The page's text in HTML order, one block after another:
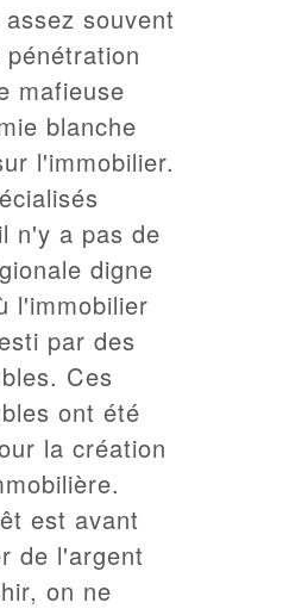
souvent
mafieuse
blanche
l'immobilier.
n'y a pas de
digne
l'immobilier
par des
Ces
ont été
la création
est avant
de l'argent
on ne